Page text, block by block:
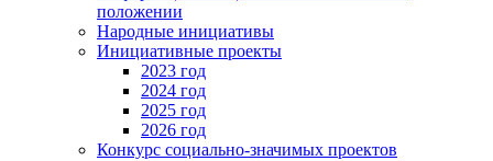
положении
Народные инициативы
Инициативные проекты
2023 год
2024 год
2025 год
2026 год
Конкурс социально-значимых проектов